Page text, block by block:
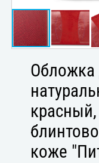
Обложка
коже